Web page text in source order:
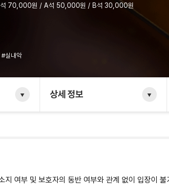
70,000원 / A석 50,000원 / B석 30,000원
#실내악
상세 정보
지 여부 및 보호자의 동반 여부와 관계 없이 입장이 불